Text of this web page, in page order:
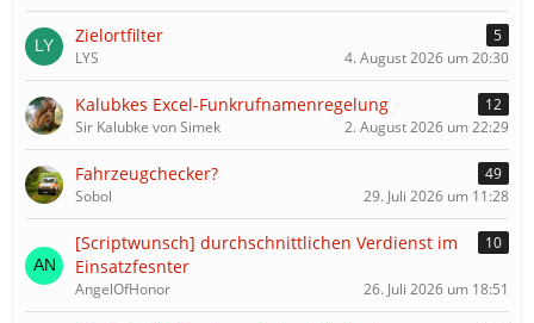
Zielortfilter
5
LYS
4. August 2026 um 20:30
Kalubkes Excel-Funkrufnamenregelung
12
Sir Kalubke von Simek
2. August 2026 um 22:29
Fahrzeugchecker?
49
Sobol
29. Juli 2026 um 11:28
[Scriptwunsch] durchschnittlichen Verdienst im
Einsatzfesnter
10
AngelOfHonor 26. Juli 2026 um 18:51